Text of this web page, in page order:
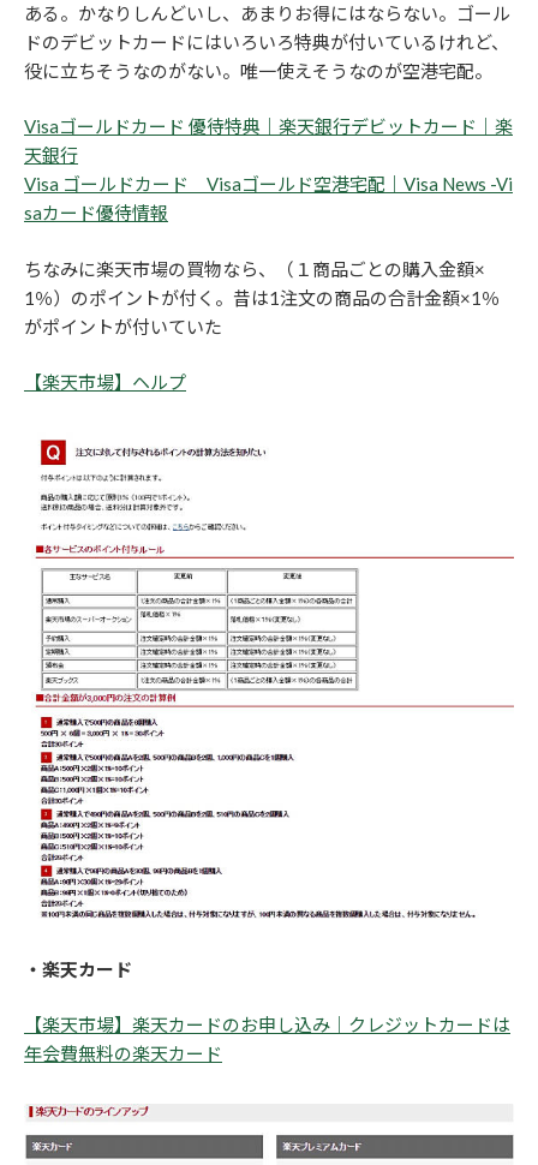
ある。かなりしんどいし、あまりお得にはならない。ゴール
ドのデビットカードにはいろいろ特典が付いているけれど、
役に立ちそうなのがない。唯一使えそうなのが空港宅配。
Visaゴールドカード 優待特典｜楽天銀行デビットカード｜楽
天銀行
Visa ゴールドカード Visaゴールド空港宅配｜Visa News -Vi
saカード優待情報
ちなみに楽天市場の買物なら、（１商品ごとの購入金額×
1％）のポイントが付く。昔は1注文の商品の合計金額×1％
がポイントが付いていた
【楽天市場】ヘルプ
・楽天カード
【楽天市場】楽天カードのお申し込み｜クレジットカードは
年会費無料の楽天カード